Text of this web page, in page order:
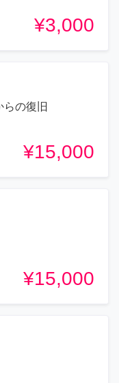
¥3,000
の復旧
¥15,000
¥15,000